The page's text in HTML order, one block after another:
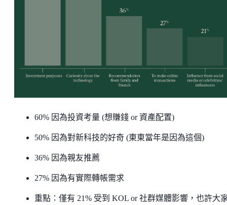
60% 因為投資考量 (想賺錢 or 資產配置)
50% 因為對新科技的好奇 (東東當年是因為這個)
36% 因為親友推薦
27% 因為有實際轉帳需求
重點：僅有 21% 受到 KOL or 社群媒體影響，也許大